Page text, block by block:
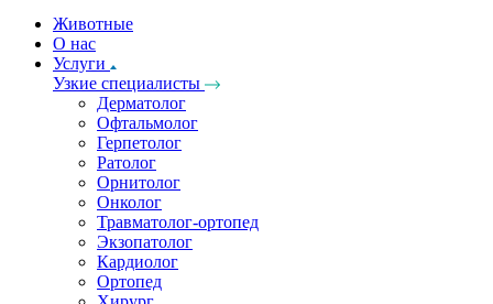
Животные
О нас
Услуги
Узкие специалисты
Дерматолог
Офтальмолог
Герпетолог
Ратолог
Орнитолог
Онколог
Травматолог-ортопед
Экзопатолог
Кардиолог
Ортопед